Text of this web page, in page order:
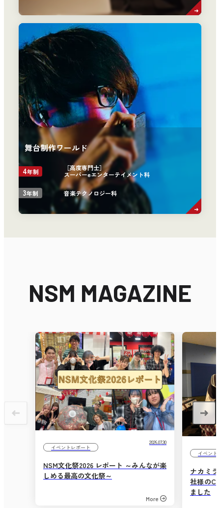
舞台制作ワールド
4年制
［高度専門士］
スーパーeエンターテイメント科
3年制 音楽テクノロジー科
NSM MAGAZINE
イベントレポート
2026.07.30
NSM文化祭2026 レポート ～みんなが楽
しめる最高の文化祭～
More
イベント
ナカミ
社様の
ました